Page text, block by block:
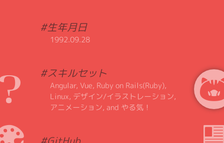
#生年月日
1992.09.28
#スキルセット
Angular, Vue, Ruby on Rails(Ruby),
Linux, デザイン/イラストレーション,
アニメーション, and やる気！